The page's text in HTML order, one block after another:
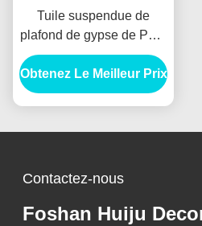
Tuile suspendue de
plafond de gypse de PVC
pour la décoration
600x600mm d'ingénierie
Obtenez Le Meilleur Prix
Contactez-nous
Foshan Huiju